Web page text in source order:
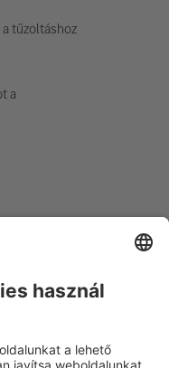
tűzoltáshoz
a